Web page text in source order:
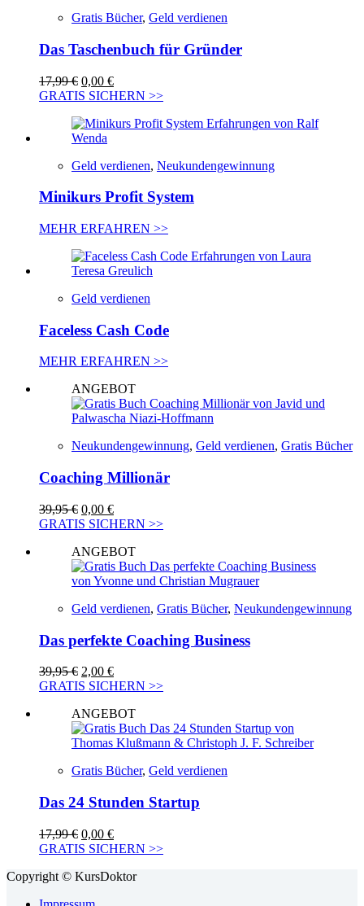
Gratis Bücher, Geld verdienen
Das Taschenbuch für Gründer
17,99€ Ursprünglicher
Preis
17,99 €
0,00 €Aktueller
Preis
0,00 €.
GRATIS SICHERN >>
Geld verdienen, Neukundengewinnung
Minikurs Profit System
MEHR ERFAHREN >>
Geld verdienen
Faceless Cash Code
MEHR ERFAHREN >>
ANGEBOT
Neukundengewinnung, Geld verdienen, Gratis Bücher
Coaching Millionär
39,95€ Ursprünglicher
Preis
39,95 €
0,00 €Aktueller
Preis
0,00 €.
GRATIS SICHERN >>
ANGEBOT
Geld verdienen, Gratis Bücher, Neukundengewinnung
Das perfekte Coaching Business
39,95€ Ursprünglicher
Preis
39,95 €
2,00 €Aktueller
Preis
2,00 €.
GRATIS SICHERN >>
ANGEBOT
Gratis Bücher, Geld verdienen
Das 24 Stunden Startup
17,99€ Ursprünglicher
Preis
17,99 €
0,00 €Aktueller
Preis
0,00 €.
GRATIS SICHERN >>
Copyright © KursDoktor